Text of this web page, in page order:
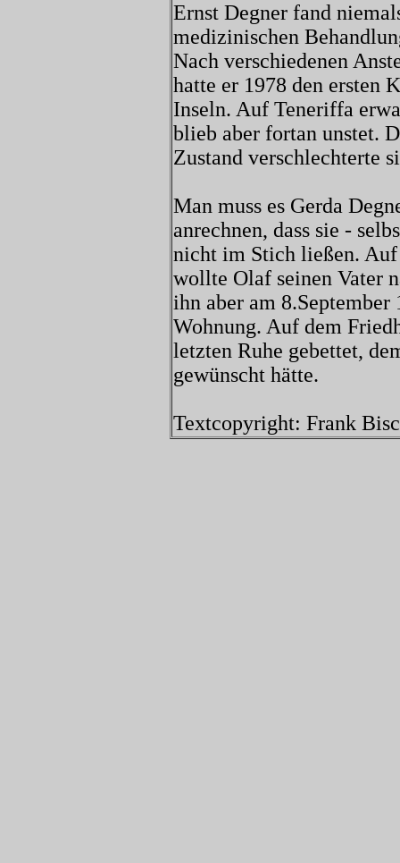
Ernst Degner fand
medizinischen
Nach verschiedenen
hatte er 1978 den ersten
Inseln. Auf Teneriffa
blieb aber fortan unstet.
Zustand verschlechterte
Man muss es Gerda
anrechnen, dass sie -
nicht im Stich ließen.
wollte Olaf seinen Vater
ihn aber am
Wohnung. Auf dem
letzten Ruhe gebettet,
gewünscht hätte.
Textcopyright: Frank